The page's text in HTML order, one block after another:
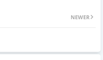
NEWER